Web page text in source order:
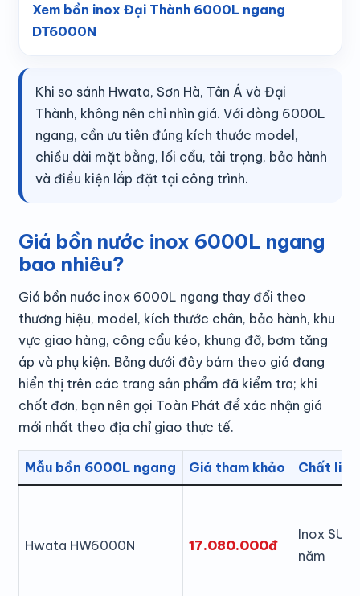
Xem bồn inox Đại Thành 6000L ngang
DT6000N
Khi so sánh Hwata, Sơn Hà, Tân Á và Đại
Thành, không nên chỉ nhìn giá. Với dòng 6000L
ngang, cần ưu tiên đúng kích thước model,
chiều dài mặt bằng, lối cẩu, tải trọng, bảo hành
và điều kiện lắp đặt tại công trình.
Giá bồn nước inox 6000L ngang
bao nhiêu?
Giá bồn nước inox 6000L ngang thay đổi theo
thương hiệu, model, kích thước chân, bảo hành, khu
vực giao hàng, công cẩu kéo, khung đỡ, bơm tăng
áp và phụ kiện. Bảng dưới đây bám theo giá đang
hiển thị trên các trang sản phẩm đã kiểm tra; khi
chốt đơn, bạn nên gọi Toàn Phát để xác nhận giá
mới nhất theo địa chỉ giao thực tế.
Mẫu bồn 6000L ngang Giá tham khảo Chất
Hwata HW6000N 17.080.000đ
Inox
năm